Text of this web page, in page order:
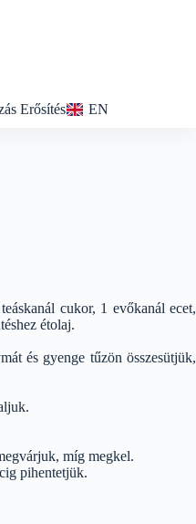
Erősítés EN
cukor, 1 evőkanál ecet,
étolaj.
és gyenge tűzön összesütjük,
míg megkel.
pihentetjük.